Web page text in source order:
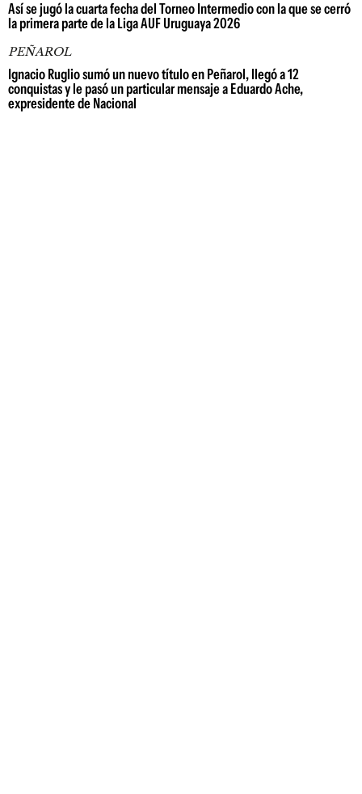
Así se jugó la cuarta fecha del Torneo Intermedio con la que se cerró
la primera parte de la Liga AUF Uruguaya 2026
PEÑAROL
Ignacio Ruglio sumó un nuevo título en Peñarol, llegó a 12
conquistas y le pasó un particular mensaje a Eduardo Ache,
expresidente de Nacional